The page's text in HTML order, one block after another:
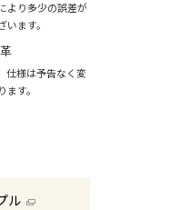
より多少の誤差が
います。
仕様は予告なく変
す。
ル